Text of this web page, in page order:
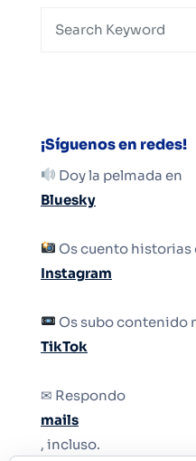
¡Síguenos en redes!
Doy la pelmada en
Bluesky
Os cuento historias
Instagram
Os subo contenido
TikTok
✉ Respondo
mails
, incluso.